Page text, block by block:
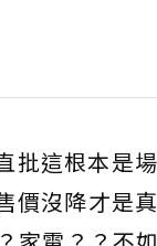
批這根本是
價沒降才是